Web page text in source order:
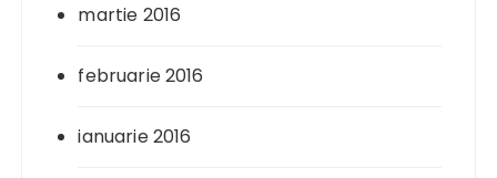
martie 2016
februarie 2016
ianuarie 2016